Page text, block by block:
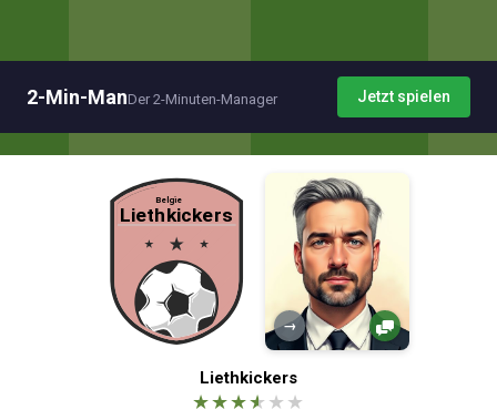
2-Min-ManDer 2-Minuten-Manager Jetzt spielen
→
Liethkickers
★★★★ ★ ★